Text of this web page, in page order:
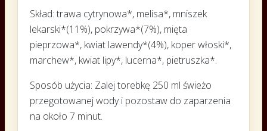
Skład: trawa cytrynowa*, melisa*, mniszek
lekarski*(11%), pokrzywa*(7%), mięta
pieprzowa*, kwiat lawendy*(4%), koper włoski*,
marchew*, kwiat lipy*, lucerna*, pietruszka*.
Sposób użycia: Zalej torebkę 250 ml świeżo
przegotowanej wody i pozostaw do zaparzenia
na około 7 minut.